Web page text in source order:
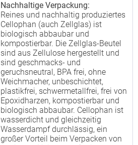
Nachhaltige Verpackung:
Reines und nachhaltig produziertes
Cellophan (auch Zellglas) ist
biologisch abbaubar und
kompostierbar. Die Zellglas-Beutel
sind aus Zellulose hergestellt und
sind geschmacks- und
geruchsneutral, BPA frei, ohne
Weichmacher, unbeschichtet,
plastikfrei, schwermetallfrei, frei von
Epoxidharzen, kompostierbar und
biologisch abbaubar. Cellophan ist
wasserdicht und gleichzeitig
Wasserdampf durchlässig, ein
großer Vorteil beim Verpacken von